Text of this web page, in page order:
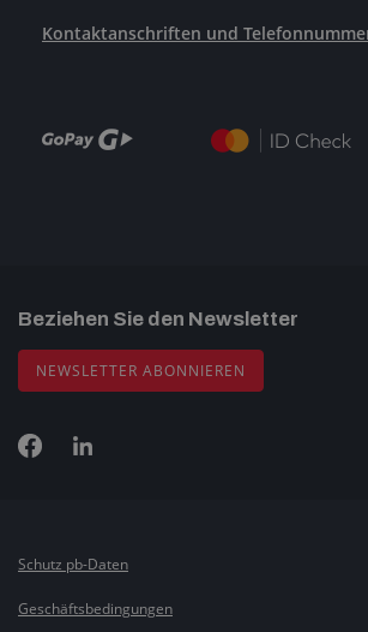
Kontaktanschriften und
Beziehen Sie den Newsletter
NEWSLETTER ABONNIEREN
Schutz pb-Daten
Geschäftsbedingungen